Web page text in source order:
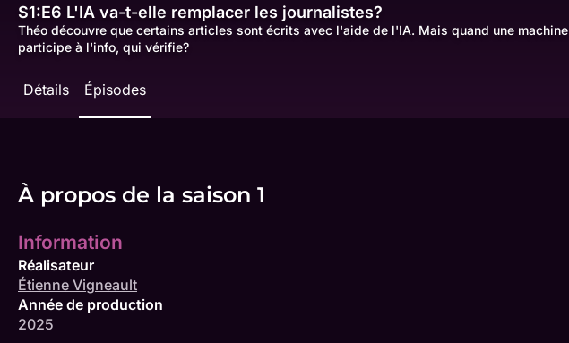
S1:E6 L'IA va-t-elle remplacer les journalistes?
Théo découvre que certains articles sont écrits avec l'aide de l'IA. Mais quand une machine
participe à l'info, qui vérifie?
Détails Épisodes
À propos de la saison 1
Information
Réalisateur
Étienne Vigneault
Année de production
2025